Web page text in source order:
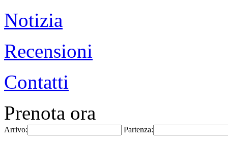
Notizia
Recensioni
Contatti
Prenota ora
Arrivo: Partenza: